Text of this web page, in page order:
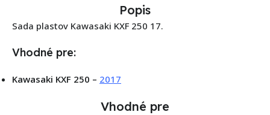
Popis
Sada plastov Kawasaki KXF 250 17.
Vhodné pre:
Kawasaki KXF 250 – 2017
Vhodné pre